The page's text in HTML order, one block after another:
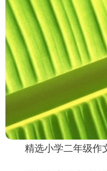
精选小学二年级作